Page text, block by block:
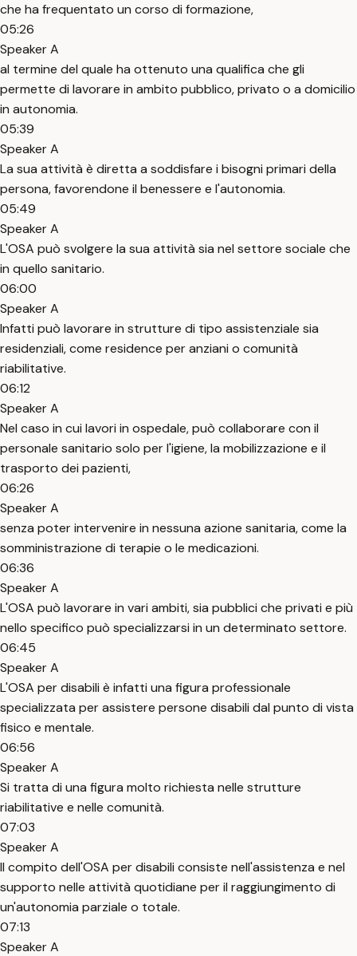
che ha frequentato un corso di formazione,
05:26
Speaker A
al termine del quale ha ottenuto una qualifica che gli
permette di lavorare in ambito pubblico, privato o a domicilio
in autonomia.
05:39
Speaker A
La sua attività è diretta a soddisfare i bisogni primari della
persona, favorendone il benessere e l'autonomia.
05:49
Speaker A
L'OSA può svolgere la sua attività sia nel settore sociale che
in quello sanitario.
06:00
Speaker A
Infatti può lavorare in strutture di tipo assistenziale sia
residenziali, come residence per anziani o comunità
riabilitative.
06:12
Speaker A
Nel caso in cui lavori in ospedale, può collaborare con il
personale sanitario solo per l'igiene, la mobilizzazione e il
trasporto dei pazienti,
06:26
Speaker A
senza poter intervenire in nessuna azione sanitaria, come la
somministrazione di terapie o le medicazioni.
06:36
Speaker A
L'OSA può lavorare in vari ambiti, sia pubblici che privati e più
nello specifico può specializzarsi in un determinato settore.
06:45
Speaker A
L'OSA per disabili è infatti una figura professionale
specializzata per assistere persone disabili dal punto di vista
fisico e mentale.
06:56
Speaker A
Si tratta di una figura molto richiesta nelle strutture
riabilitative e nelle comunità.
07:03
Speaker A
Il compito dell'OSA per disabili consiste nell'assistenza e nel
supporto nelle attività quotidiane per il raggiungimento di
un'autonomia parziale o totale.
07:13
Speaker A